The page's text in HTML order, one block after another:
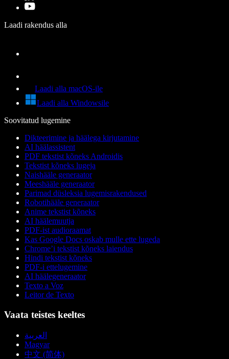
Laadi rakendus alla
Laadi alla macOS-ile
Laadi alla Windowsile
Soovitatud lugemine
Dikteerimine ja häälega kirjutamine
AI häälassistent
PDF tekstist kõneks Androidis
Tekstist kõneks lugeja
Naishääle generaator
Meeshääle generaator
Parimad düsleksia lugemisrakendused
Robotihääle generaator
Anime tekstist kõneks
AI häälemuutja
PDF-ist audioraamat
Kas Google Docs oskab mulle ette lugeda
Chrome’i tekstist kõneks laiendus
Hindi tekstist kõneks
PDF-i ettelugemine
AI häälegeneraator
Texto a Voz
Leitor de Texto
Vaata teistes keeltes
العربية
Magyar
中文 (简体)